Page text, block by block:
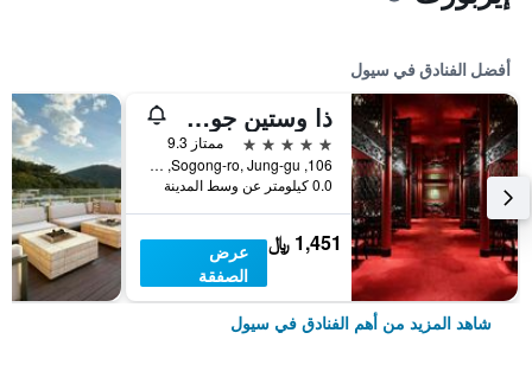
أفضل الفنادق في سيول
ذا وستين جوسون سول
5 نجوم
ممتاز 9.3
106, Sogong-ro, Jung-gu, سيول, كوريا الجنوبية
0.0 كيلومتر عن وسط المدينة
1,451 ﷼
عرض
الصفقة
شاهد المزيد من أهم الفنادق في سيول